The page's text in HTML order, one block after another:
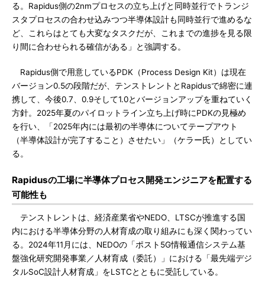
る。Rapidus側の2nmプロセスの立ち上げと同時並行でトランジ
スタプロセスの合わせ込みつつ半導体設計も同時並行で進めるな
ど、これらはとても大変なタスクだが、これまでの進捗を見る限
り間に合わせられる確信がある」と強調する。
Rapidus側で用意しているPDK（Process Design Kit）は現在
バージョン0.5の段階だが、テンストレントとRapidusで綿密に連
携して、今後0.7、0.9そして1.0とバージョンアップを重ねていく
方針。2025年夏のパイロットライン立ち上げ時にPDKの見極め
を行い、「2025年内には最初の半導体についてテープアウト
（半導体設計が完了すること）させたい」（ケラー氏）としてい
る。
Rapidusの工場に半導体プロセス開発エンジニアを配置する
可能性も
テンストレントは、経済産業省やNEDO、LTSCが推進する国
内における半導体分野の人材育成の取り組みにも深く関わってい
る。2024年11月には、NEDOの「ポスト5G情報通信システム基
盤強化研究開発事業／人材育成（委託）」における「最先端デジ
タルSoC設計人材育成」をLSTCとともに受託している。